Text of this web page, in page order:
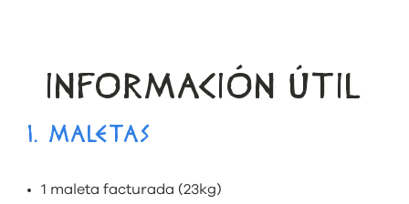
INFORMACIÓN ÚTIL
1. MALETAS
1 maleta facturada (23kg)